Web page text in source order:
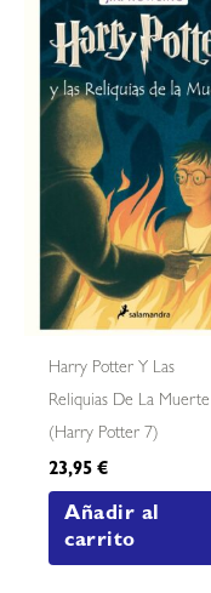
Harry Potter Y Las
Reliquias De La Muerte
(harry Potter 7)
23,95€
Añadir al
carrito